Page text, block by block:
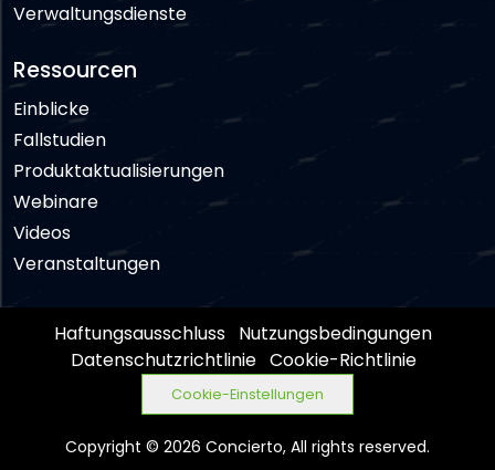
Verwaltungsdienste
Ressourcen
Einblicke
Fallstudien
Produktaktualisierungen
Webinare
Videos
Veranstaltungen
Haftungsausschluss Nutzungsbedingungen
Datenschutzrichtlinie Cookie-Richtlinie
Cookie-Einstellungen
Copyright © 2026 Concierto, All rights reserved.